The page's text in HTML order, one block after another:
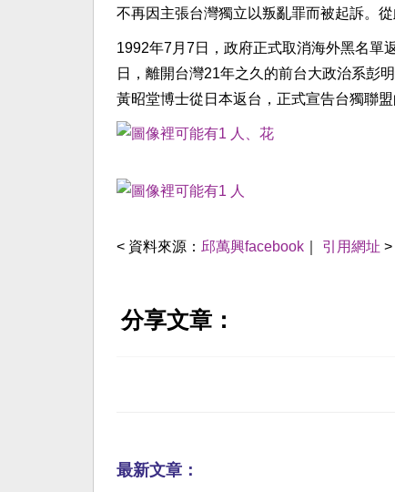
不再因主張台灣獨立以叛亂罪而被起訴。
1992年7月7日，政府正式取消海外黑名單
日，離開台灣21年之久的前台大政治系彭
黃昭堂博士從日本返台，正式宣告台獨聯盟
< 資料來源： 邱萬興facebook 引用網址 >
分享文章：
最新文章：